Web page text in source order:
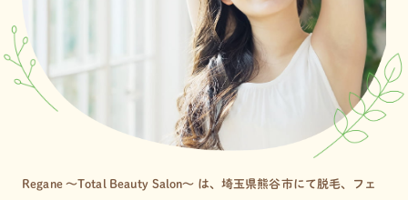
Regane 〜Total Beauty Salon〜 は、埼玉県熊谷市にて脱毛、 フェ